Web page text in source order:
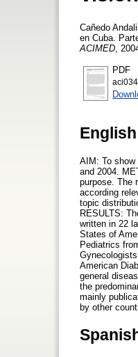
Cañedo
en Cuba.
ACIMED ,
PDF
AIM: To
and 2004.
purpose. The
according
topic
RESULTS:
written in 22
States of
Pediatrics
American
general
the
mainly
by other